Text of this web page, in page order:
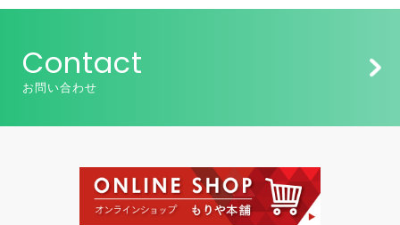
Contact
お問い合わせ